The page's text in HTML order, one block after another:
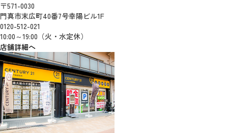
〒571-0030
門真市末広町40番7号幸陽ビル1F
0120-512-021
10:00～19:00（火・水定休）
店舗詳細へ